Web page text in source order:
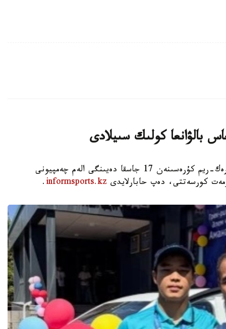
بالۋانعا كولىك سىيلادى
استانا. KAZINFORM - شىمكەنت قالاسىندا گرەك-ريم كۇرەسىنەن 17 جاسقا دەيىنگى الەم چەمپيونى
كورسەتتى، دەپ حابارلايدى informsports.kz
.